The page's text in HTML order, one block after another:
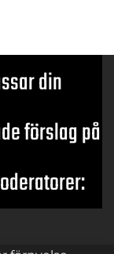
din
förslag på